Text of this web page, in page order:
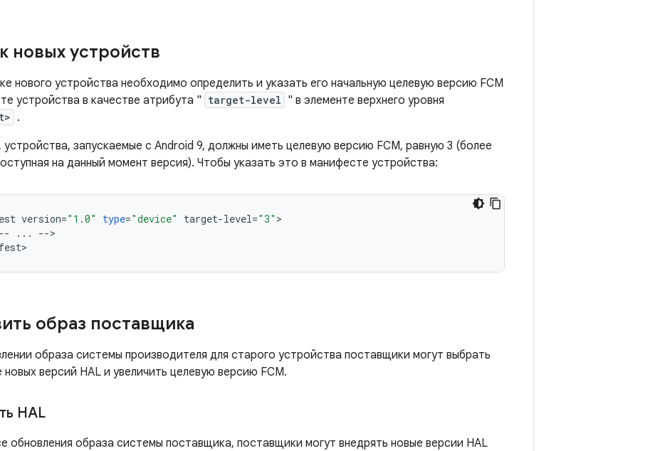
новых устройств
нового устройства необходимо определить и указать его начальную целевую версию FCM
устройства в качестве атрибута " target-level " в элементе верхнего уровня
.
запускаемые с Android 9, должны иметь целевую версию FCM, равную 3 (более
на данный момент версия). Чтобы указать это в манифесте устройства:
version="1.0" type="device" target-level="3"
-- ... -->
>
образ поставщика
образа системы производителя для старого устройства поставщики могут выбрать
новых версий HAL и увеличить целевую версию FCM.
HAL
обновления образа системы поставщика, поставщики могут внедрять новые версии HAL